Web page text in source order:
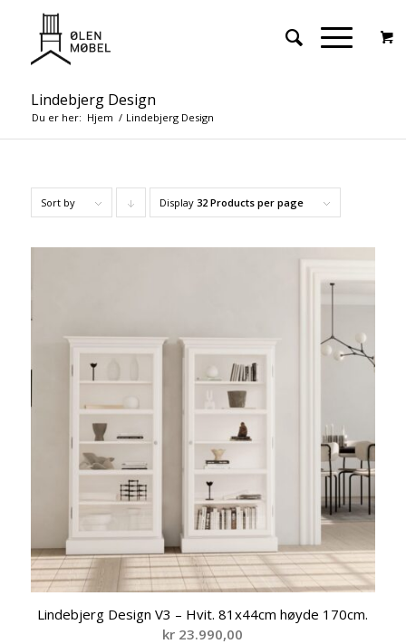
Lindebjerg Design
Du er her: Hjem / Lindebjerg Design
Sort by Click
Display 32 Products per page
Lindebjerg Design V3 – Hvit. 81x44cm høyde 170cm.
kr 23.990,00